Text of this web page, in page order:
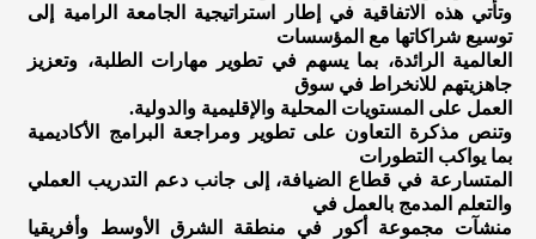
وتأتي هذه الاتفاقية في إطار استراتيجية الجامعة الرامية إلى
توسيع شراكاتها مع المؤسسات
العالمية الرائدة، بما يسهم في تطوير مهارات الطلبة، وتعزيز
جاهزيتهم للانخراط في سوق
العمل على المستويات المحلية والإقليمية والدولية.
وتنص مذكرة التعاون على تطوير ومراجعة البرامج الأكاديمية
بما يواكب التطورات
المتسارعة في قطاع الضيافة، إلى جانب دعم التدريب العملي
والتعلم المدمج بالعمل في
منشآت مجموعة أكور في منطقة الشرق الأوسط وأفريقيا